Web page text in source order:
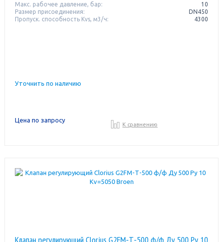
Макс. рабочее давление, бар:
10
Размер присоединения:
DN450
Пропуск. способность Kvs, м3/ч:
4300
Уточнить по наличию
Цена по запросу
К сравнению
Клапан регулирующий Clorius G2FM-Т-500 ф/ф Ду 500 Ру 10